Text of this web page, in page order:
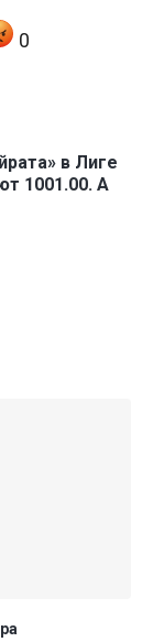
0
в Лиге
1001.00. А